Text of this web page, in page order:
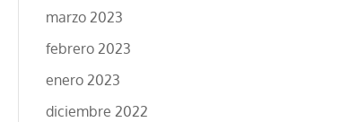
marzo 2023
febrero 2023
enero 2023
diciembre 2022